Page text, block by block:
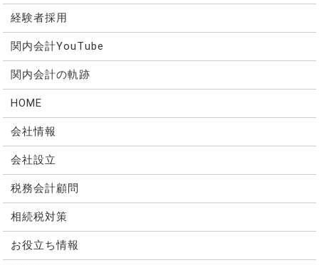
経験者採用
関内会計YouTube
関内会計の軌跡
HOME
会社情報
会社設立
税務会計顧問
相続税対策
お役立ち情報